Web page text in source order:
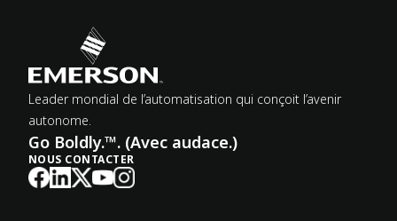
Leader mondial de l’automatisation qui conçoit l’avenir
autonome.
Go Boldly.™. (Avec audace.)
NOUS CONTACTER